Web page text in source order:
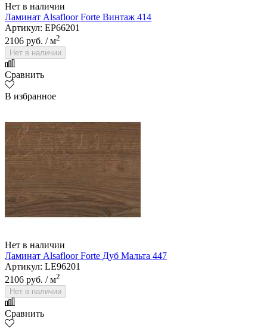
Нет в наличии
Ламинат Alsafloor Forte Винтаж 414
Артикул: EP66201
2106 руб. / м2
Нет в наличии
Сравнить
В избранное
Нет в наличии
Ламинат Alsafloor Forte Дуб Мальта 447
Артикул: LE96201
2106 руб. / м2
Нет в наличии
Сравнить